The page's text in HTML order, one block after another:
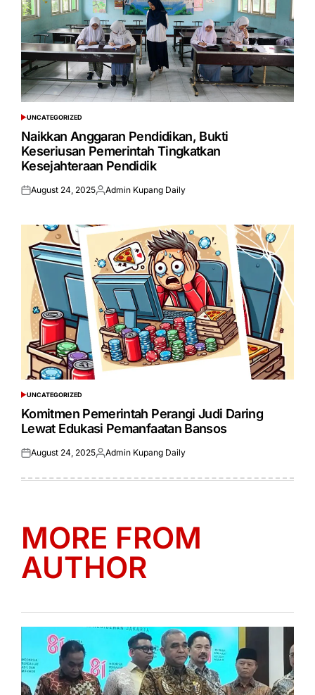
POSTED
IN
UNCATEGORIZED
Naikkan Anggaran Pendidikan, Bukti
Keseriusan Pemerintah Tingkatkan
Kesejahteraan Pendidik
Posted
August 24, 2025Posted
Admin Kupang Daily
POSTED
IN
UNCATEGORIZED
Komitmen Pemerintah Perangi Judi Daring
Lewat Edukasi Pemanfaatan Bansos
Posted
August 24, 2025Posted
Admin Kupang Daily
MORE FROM
AUTHOR